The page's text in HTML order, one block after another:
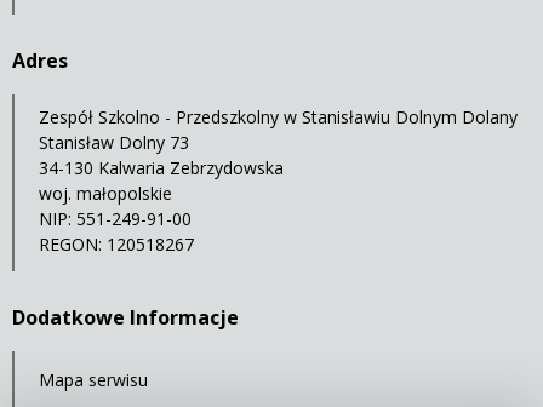
Adres
Zespół Szkolno - Przedszkolny w Stanisławiu Dolnym Dolany
Stanisław Dolny 73
34-130 Kalwaria Zebrzydowska
woj. małopolskie
NIP: 551-249-91-00
REGON: 120518267
Dodatkowe Informacje
Mapa serwisu